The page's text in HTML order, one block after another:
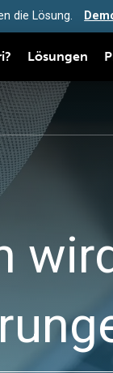
die Lösung.
Lösungen